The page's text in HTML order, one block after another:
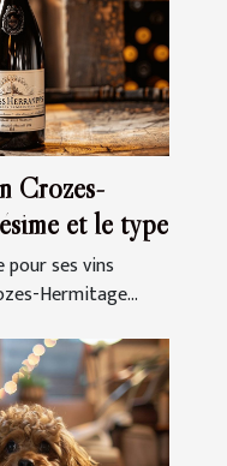
Crozes-
et le type
pour ses vins
Hermitage...